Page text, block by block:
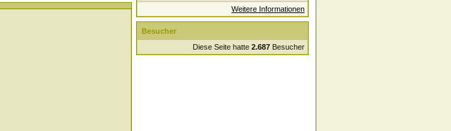
Weitere Informationen
Besucher
Diese Seite hatte 2.687 Besucher